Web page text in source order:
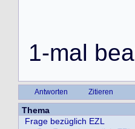
1-mal bea
Antworten Zitieren
Thema
Frage bezüglich EZL